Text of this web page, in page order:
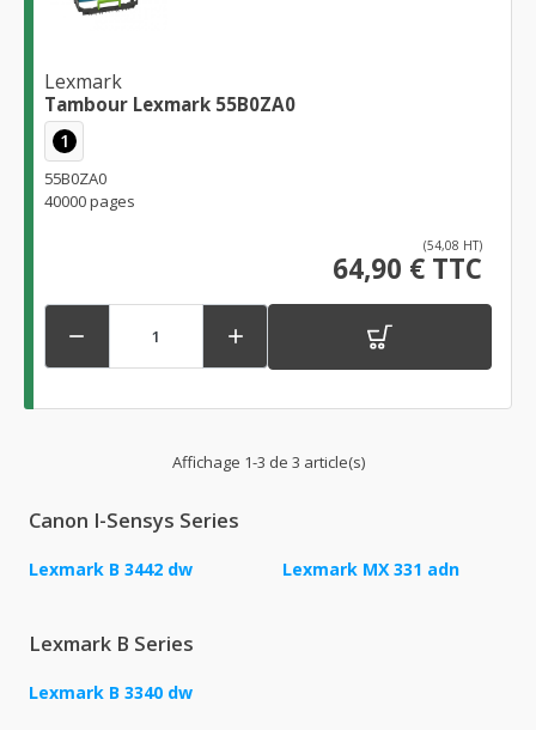
Lexmark
Tambour Lexmark 55B0ZA0
1
55B0ZA0
40000 pages
(54,08 HT)
64,90 € TTC
 
Affichage 1-3 de 3 article(s)
Canon I-Sensys Series
Lexmark B 3442 dw Lexmark MX 331 adn
Lexmark B Series
Lexmark B 3340 dw